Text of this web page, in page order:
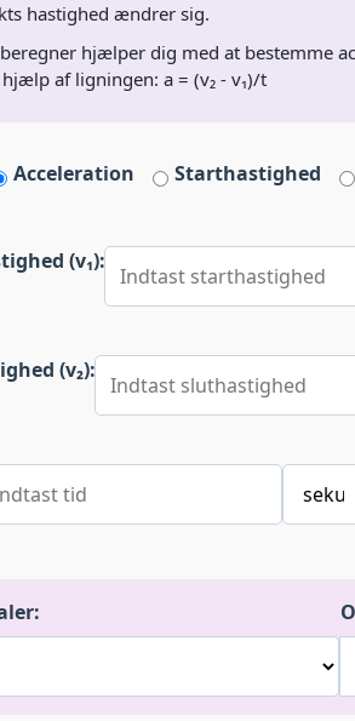
hastighed ændrer sig.
hjælper dig med at bestemme
af ligningen: a = (v₂ - v₁)/t
Acceleration Starthastighed
(v₁):
(v₂):